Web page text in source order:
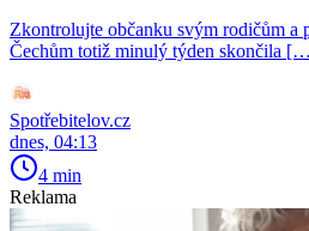
Zkontrolujte občanku svým rodičům a
Čechům totiž minulý týden skončila
Spotřebitelov.cz
dnes, 04:13
4 min
Reklama